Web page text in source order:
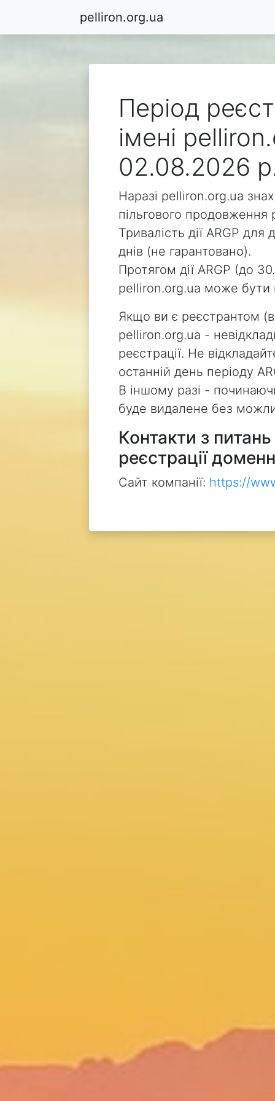
pelliron.org.ua
Період
імені
02.08.2026
Наразі pelliron.org.ua
пільгового продовження
Тривалість дії ARGP
днів (не гарантовано).
Протягом дії ARGP (до
pelliron.org.ua може бути
Якщо ви є реєстрантом
pelliron.org.ua -
реєстрації. Не
останній день періоду
В іншому разі -
буде видалене без
Контакти з
реєстрації
Сайт компанії: https://